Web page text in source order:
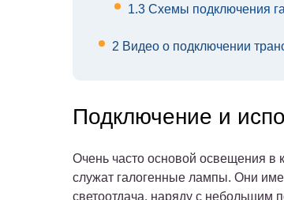
1.3 Схемы подключения
2 Видео о подключении
Подключение и
Очень часто основой освещения в
служат галогенные лампы. Они
светоотдача, наряду с небольшим